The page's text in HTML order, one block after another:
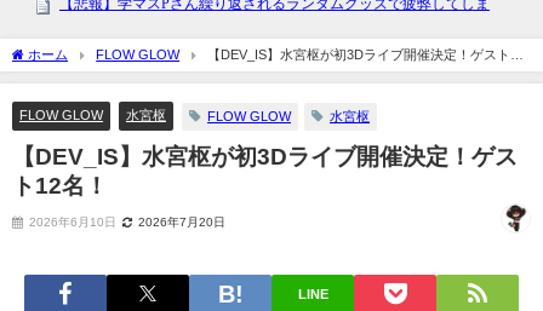
ホーム FLOW GLOW
【DEV_IS】水宮枢が初3Dライブ開催決定！ゲスト12
名！
FLOW GLOW 水宮枢 FLOW GLOW 水宮枢
【DEV_IS】水宮枢が初3Dライブ開催決定！ゲス
ト12名！
2026年6月10日 2026年7月20日
LINE